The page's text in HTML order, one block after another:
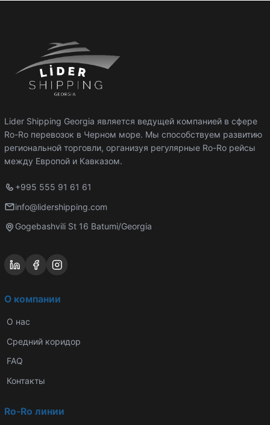
Lider Shipping Georgia является ведущей компанией в сфере
Ro-Ro перевозок в Черном море. Мы способствуем развитию
региональной торговли, организуя регулярные Ro-Ro рейсы
между Европой и Кавказом.
+995 555 91 61 61
info@lidershipping.com
Gogebashvili St 16 Batumi/Georgia
О компании
О нас
Средний коридор
FAQ
Контакты
Ro-Ro линии